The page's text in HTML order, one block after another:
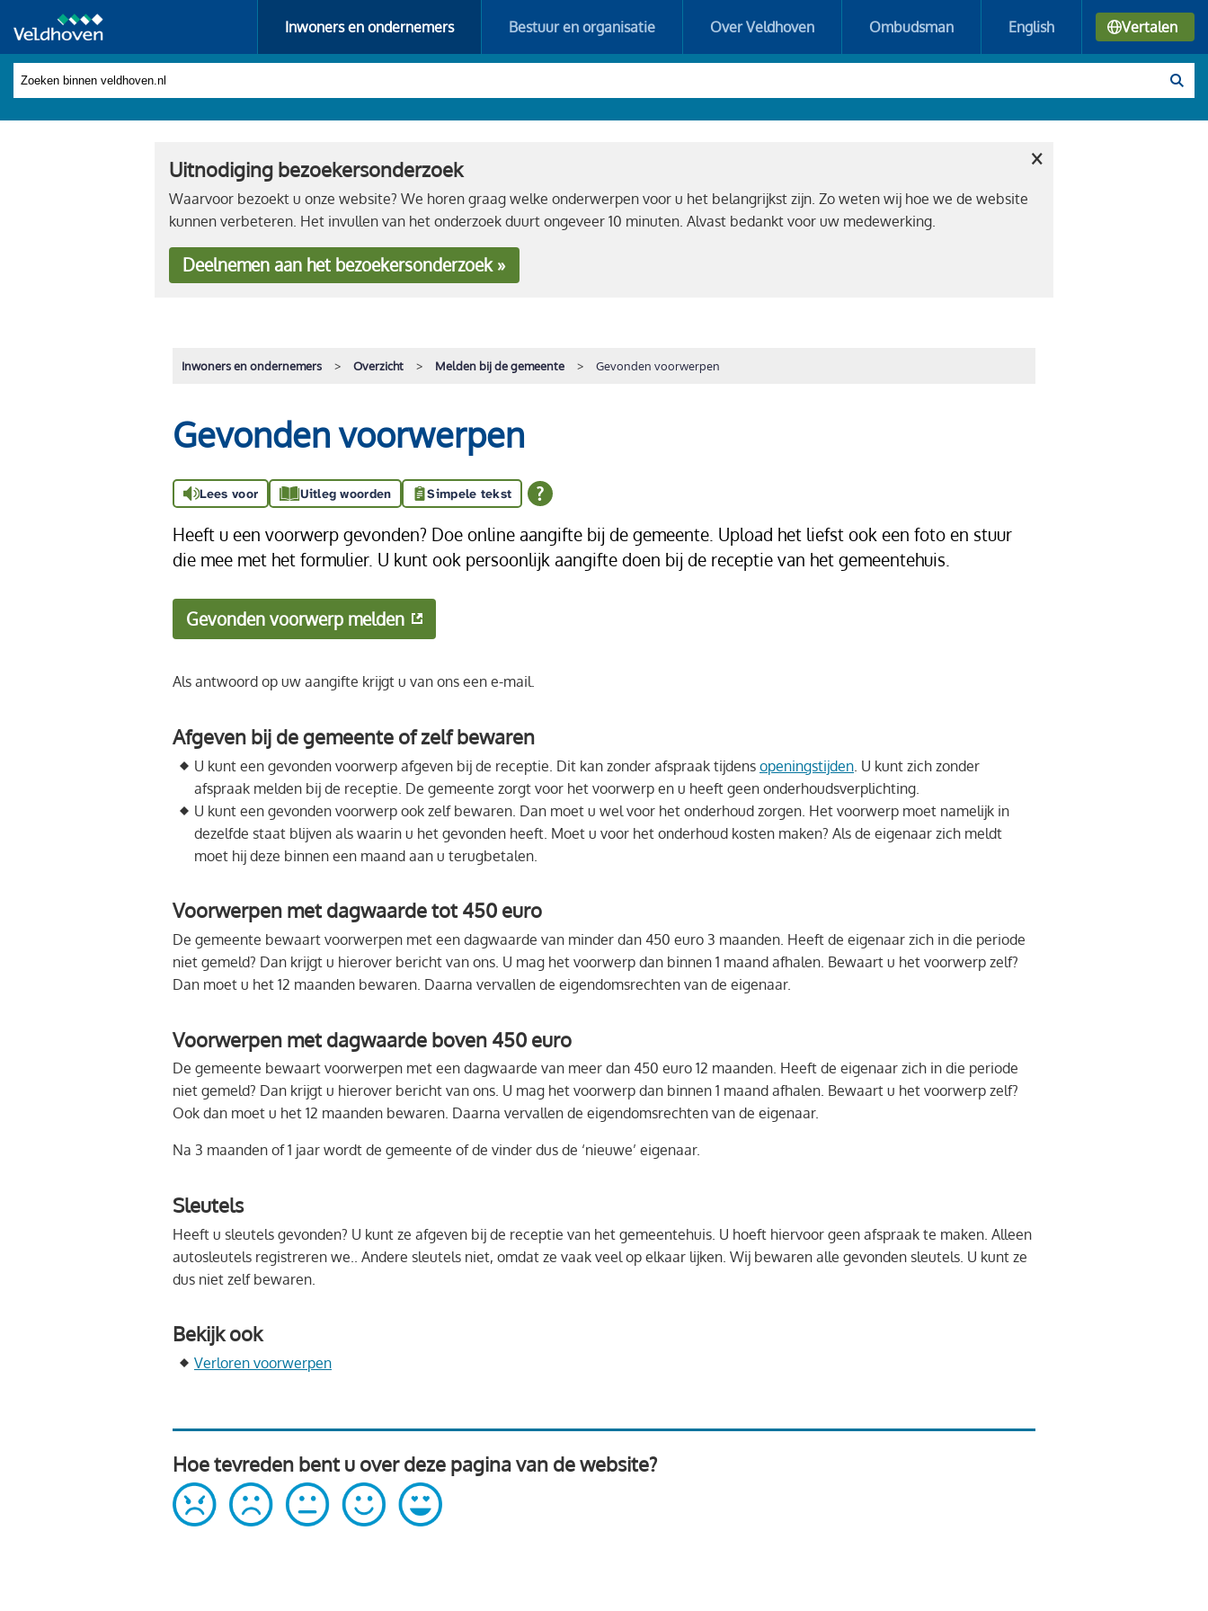
Inwoners en ondernemers Bestuur en organisatie Over Veldhoven Ombudsman English Vertalen
Uitnodiging bezoekersonderzoek
Waarvoor bezoekt u onze website? We horen graag welke onderwerpen voor u het belangrijkst zijn. Zo weten wij hoe we de website
kunnen verbeteren. Het invullen van het onderzoek duurt ongeveer 10 minuten. Alvast bedankt voor uw medewerking.
Deelnemen aan het bezoekersonderzoek »
×
Inwoners en ondernemers Overzicht Melden bij de gemeente Gevonden voorwerpen
Gevonden voorwerpen
Lees voor Uitleg woorden Simpele tekst
Heeft u een voorwerp gevonden? Doe online aangifte bij de gemeente. Upload het liefst ook een foto en stuur
die mee met het formulier. U kunt ook persoonlijk aangifte doen bij de receptie van het gemeentehuis.
Gevonden voorwerp melden
Als antwoord op uw aangifte krijgt u van ons een e-mail.
Afgeven bij de gemeente of zelf bewaren
U kunt een gevonden voorwerp afgeven bij de receptie. Dit kan zonder afspraak tijdens openingstijden . U kunt zich zonder
afspraak melden bij de receptie. De gemeente zorgt voor het voorwerp en u heeft geen onderhoudsverplichting.
U kunt een gevonden voorwerp ook zelf bewaren. Dan moet u wel voor het onderhoud zorgen. Het voorwerp moet namelijk in
dezelfde staat blijven als waarin u het gevonden heeft. Moet u voor het onderhoud kosten maken? Als de eigenaar zich meldt
moet hij deze binnen een maand aan u terugbetalen.
Voorwerpen met dagwaarde tot 450 euro
De gemeente bewaart voorwerpen met een dagwaarde van minder dan 450 euro 3 maanden. Heeft de eigenaar zich in die periode
niet gemeld? Dan krijgt u hierover bericht van ons. U mag het voorwerp dan binnen 1 maand afhalen. Bewaart u het voorwerp zelf?
Dan moet u het 12 maanden bewaren. Daarna vervallen de eigendomsrechten van de eigenaar.
Voorwerpen met dagwaarde boven 450 euro
De gemeente bewaart voorwerpen met een dagwaarde van meer dan 450 euro 12 maanden. Heeft de eigenaar zich in die periode
niet gemeld? Dan krijgt u hierover bericht van ons. U mag het voorwerp dan binnen 1 maand afhalen. Bewaart u het voorwerp zelf?
Ook dan moet u het 12 maanden bewaren. Daarna vervallen de eigendomsrechten van de eigenaar.
Na 3 maanden of 1 jaar wordt de gemeente of de vinder dus de ‘nieuwe’ eigenaar.
Sleutels
Heeft u sleutels gevonden? U kunt ze afgeven bij de receptie van het gemeentehuis. U hoeft hiervoor geen afspraak te maken. Alleen
autosleutels registreren we.. Andere sleutels niet, omdat ze vaak veel op elkaar lijken. Wij bewaren alle gevonden sleutels. U kunt ze
dus niet zelf bewaren.
Bekijk ook
Verloren voorwerpen
Hoe tevreden bent u over deze pagina van de website?